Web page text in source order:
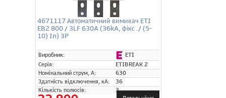
4671117 Автоматичний вимикач ETI
EB2 800 / 3LF 630A (36kA, фікс ./ (5-
10) In) 3P
Виробник:
ETI
Серія:
ETIBREAK 2
Номінальний струм, А:
630
Здатність відключення, кА:
36
Кількість полюсів:
3